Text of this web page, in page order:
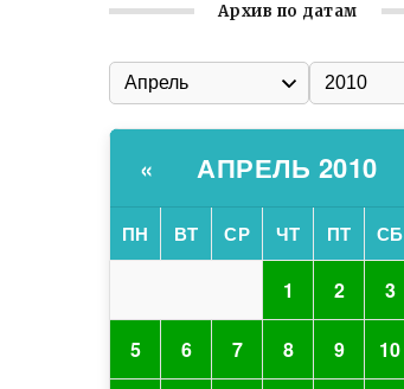
Архив по датам
« АПРЕЛЬ 2010
ПН ВТ СР ЧТ ПТ СБ
1 2 3
5 6 7 8 9 10